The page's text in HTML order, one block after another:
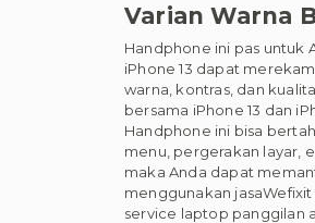
Varian Warna
Handphone ini pas untuk
iPhone 13 dapat
warna, kontras, dan
bersama iPhone 13 dan
Handphone ini bisa
menu, pergerakan layar,
maka Anda dapat
menggunakan
service laptop panggilan